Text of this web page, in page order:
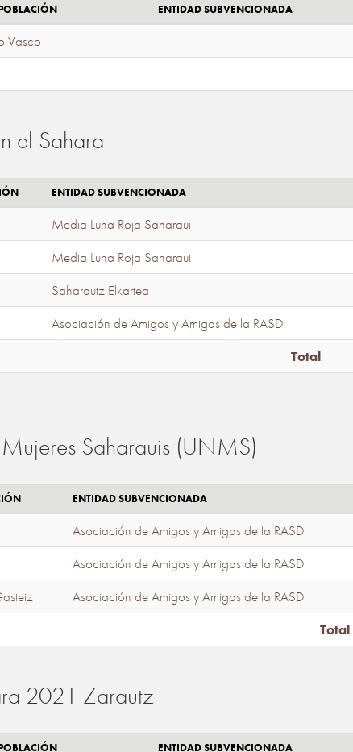
ENTIDAD SUBVENCIONADA
Vasco
el Sahara
ENTIDAD SUBVENCIONADA
Media Luna Roja Saharaui
Media Luna Roja Saharaui
Saharautz Elkartea
Asociación de Amigos y Amigas de la RASD
Total:
Saharauis (UNMS)
ENTIDAD SUBVENCIONADA
Asociación de Amigos y Amigas de la RASD
Asociación de Amigos y Amigas de la RASD
Asociación de Amigos y Amigas de la RASD
Total:
2021 Zarautz
ENTIDAD SUBVENCIONADA